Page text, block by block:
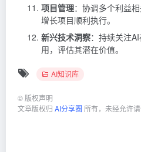
项目管理：协调多个利益
增长项目顺利执行。
新兴技术洞察：持续关注
用，评估其潜在价值。
AI知识库
© 版权声明
文章版权归 AI分享圈 所有，未经允许请